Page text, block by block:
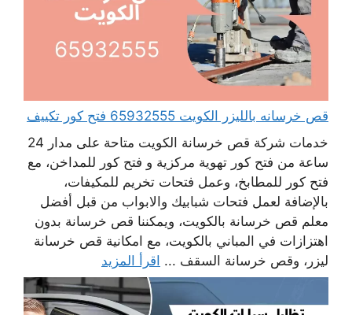
قص خرسانه بالليزر الكويت 65932555 فتح كور تكييف
خدمات شركة قص خرسانة الكويت متاحة على مدار 24
ساعة من فتح كور تهوية مركزية و فتح كور للمداخن، مع
فتح كور للمطابخ، وعمل فتحات تخريم للمكيفات،
بالإضافة لعمل فتحات شبابيك والابواب من قبل أفضل
معلم قص خرسانة بالكويت، ويمكننا قص خرسانة بدون
اهتزازات في المباني بالكويت، مع امكانية قص خرسانة
ليزر، وقص خرسانة السقف ... اقرأ المزيد